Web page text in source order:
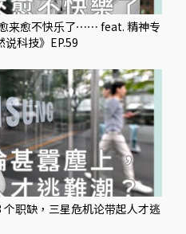
来愈不快乐了⋯⋯ feat. 精神专
科技》EP.59
个职缺，三星危机论带起人才逃